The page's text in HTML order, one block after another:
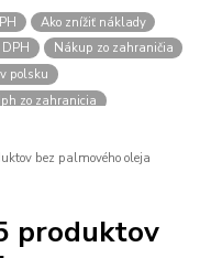
Ako znížiť náklady
Nákup zo zahraničia
polsku
zo zahranicia
bez palmového oleja
produktov